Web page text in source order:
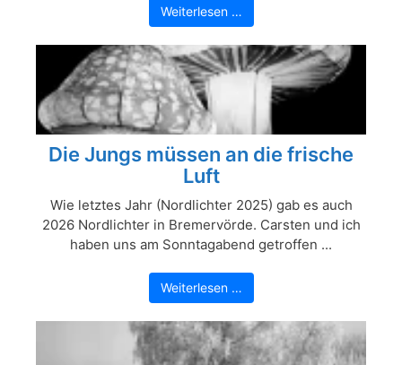
Weiterlesen …
Die Jungs müssen an die frische
Luft
Wie letztes Jahr (Nordlichter 2025) gab es auch
2026 Nordlichter in Bremervörde. Carsten und ich
haben uns am Sonntagabend getroffen ...
Weiterlesen …